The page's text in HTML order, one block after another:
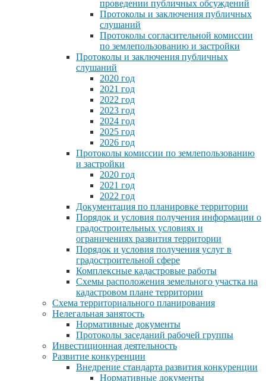
проведении публичных обсуждений
Протоколы и заключения публичных
слушаний
Протоколы согласительной комиссии
по землепользованию и застройки
Протоколы и заключения публичных
слушаний
2020 год
2021 год
2022 год
2023 год
2024 год
2025 год
2026 год
Протоколы комиссии по землепользованию
и застройки
2020 год
2021 год
2022 год
Документация по планировке территории
Порядок и условия получения информации о
градостроительных условиях и
ограничениях развития территории
Порядок и условия получения услуг в
градостроительной сфере
Комплексные кадастровые работы
Схемы расположения земельного участка на
кадастровом плане территории
Схема территориального планирования
Нелегальная занятость
Нормативные документы
Протоколы заседаний рабочей группы
Инвестиционная деятельность
Развитие конкуренции
Внедрение стандарта развития конкуренции
Нормативные документы